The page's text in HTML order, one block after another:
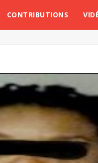
CONTRIBUTIONS